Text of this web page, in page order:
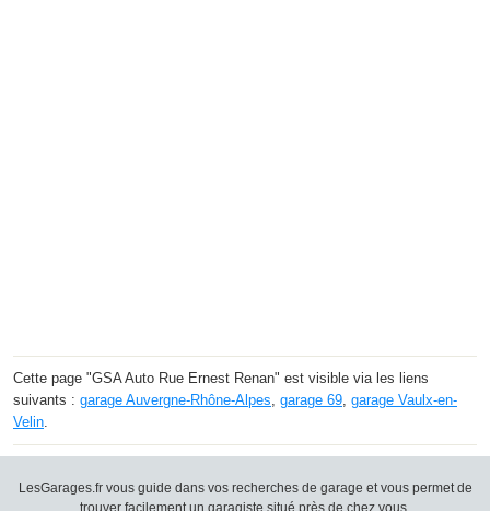
Cette page "GSA Auto Rue Ernest Renan" est visible via les liens
suivants : garage Auvergne-Rhône-Alpes, garage 69, garage Vaulx-en-
Velin.
LesGarages.fr vous guide dans vos recherches de garage et vous permet de